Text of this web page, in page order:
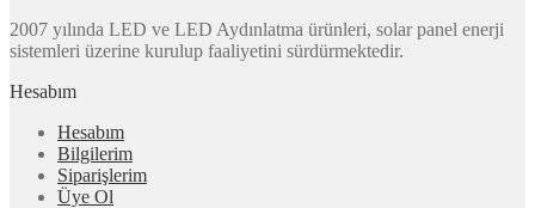
2007 yılında LED ve LED Aydınlatma ürünleri, solar panel enerji
sistemleri üzerine kurulup faaliyetini sürdürmektedir.
Hesabım
Hesabım
Bilgilerim
Siparişlerim
Üye Ol